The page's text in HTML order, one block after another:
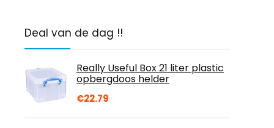
Deal van de dag !!
Really Useful Box 21 liter plastic
opbergdoos helder
€22.79